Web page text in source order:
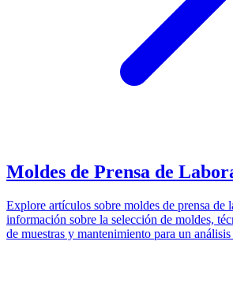
Moldes de Prensa de
Explore artículos sobre moldes de prensa de
información sobre la selección de moldes,
de muestras y mantenimiento para un